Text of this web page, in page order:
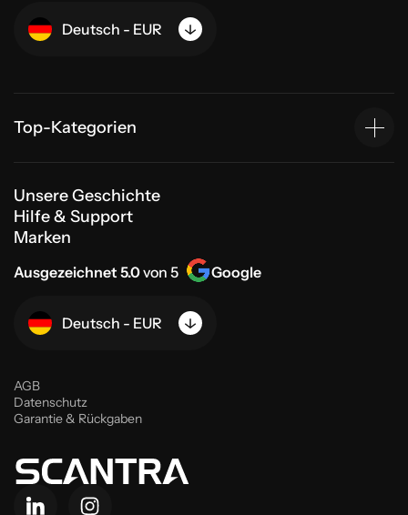
Deutsch - EUR
Top-Kategorien
Unsere Geschichte
Hilfe & Support
Marken
Ausgezeichnet 5.0von 5 Google
Deutsch - EUR
AGB
Datenschutz
Garantie & Rückgaben